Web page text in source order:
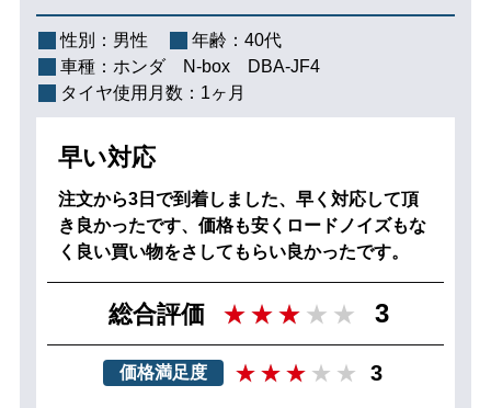
性別： 男性 年齢： 40代
車種： ホンダ N‐box DBA-JF4
タイヤ使用月数： 1ヶ月
早い対応
注文から3日で到着しました、早く対応して頂
き良かったです、価格も安くロードノイズもな
く良い買い物をさしてもらい良かったです。
総合評価 3
価格満足度 3